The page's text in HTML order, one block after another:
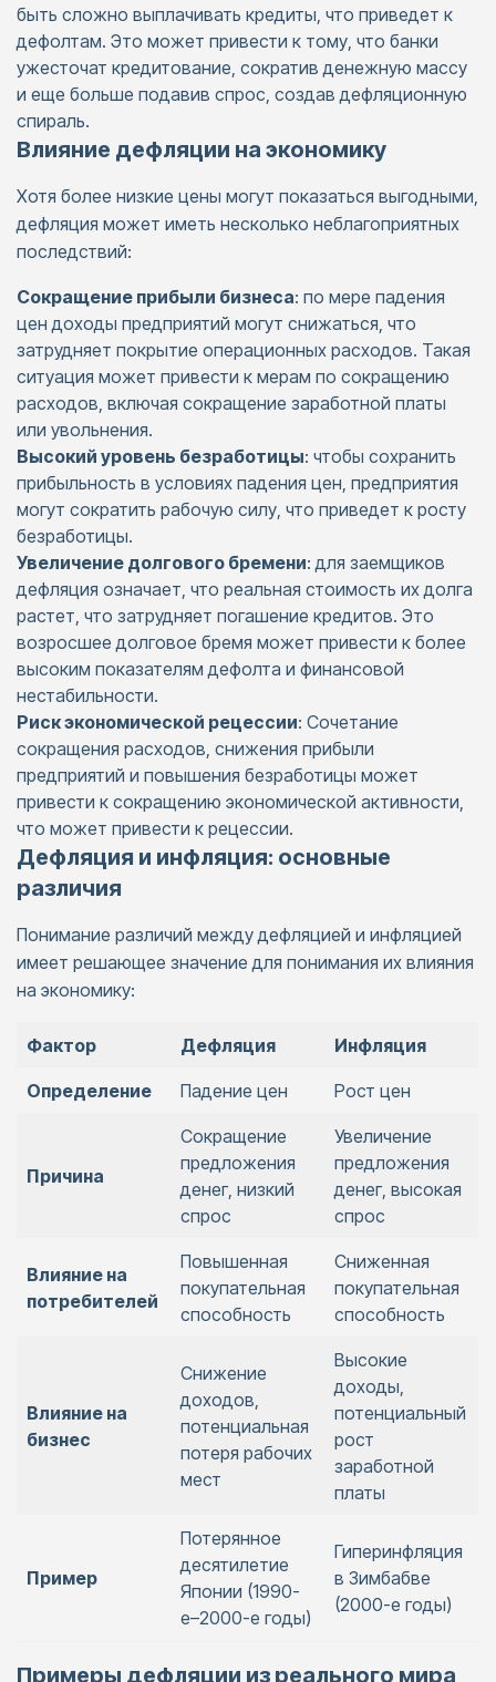
быть сложно выплачивать кредиты, что приведет к
дефолтам. Это может привести к тому, что банки
ужесточат кредитование, сократив денежную массу
и еще больше подавив спрос, создав дефляционную
спираль.
Влияние дефляции на экономику
Хотя более низкие цены могут показаться выгодными,
дефляция может иметь несколько неблагоприятных
последствий:
Сокращение прибыли бизнеса: по мере падения
цен доходы предприятий могут снижаться, что
затрудняет покрытие операционных расходов. Такая
ситуация может привести к мерам по сокращению
расходов, включая сокращение заработной платы
или увольнения.​
Высокий уровень безработицы: чтобы сохранить
прибыльность в условиях падения цен, предприятия
могут сократить рабочую силу, что приведет к росту
безработицы.​
Увеличение долгового бремени: для заемщиков
дефляция означает, что реальная стоимость их долга
растет, что затрудняет погашение кредитов. Это
возросшее долговое бремя может привести к более
высоким показателям дефолта и финансовой
нестабильности.​
Риск экономической рецессии: Сочетание
сокращения расходов, снижения прибыли
предприятий и повышения безработицы может
привести к сокращению экономической активности,
что может привести к рецессии.​
Дефляция и инфляция: основные
различия
Понимание различий между дефляцией и инфляцией
имеет решающее значение для понимания их влияния
на экономику:
Фактор Дефляция Инфляция
Определение Падение цен Рост цен
Причина
Сокращение
предложения
денег, низкий
спрос
Увеличение
предложения
денег, высокая
спрос
Влияние на
потребителей
Повышенная
покупательная
способность
Сниженная
покупательная
способность
Влияние на
бизнес
Снижение
доходов,
потенциальная
потеря рабочих
мест
Высокие
доходы,
потенциальный
рост
заработной
платы
Пример
Потерянное
десятилетие
Японии (1990-
е–2000-е годы)
Гиперинфляция
в Зимбабве
(2000-е годы)
Примеры дефляции из реального мира